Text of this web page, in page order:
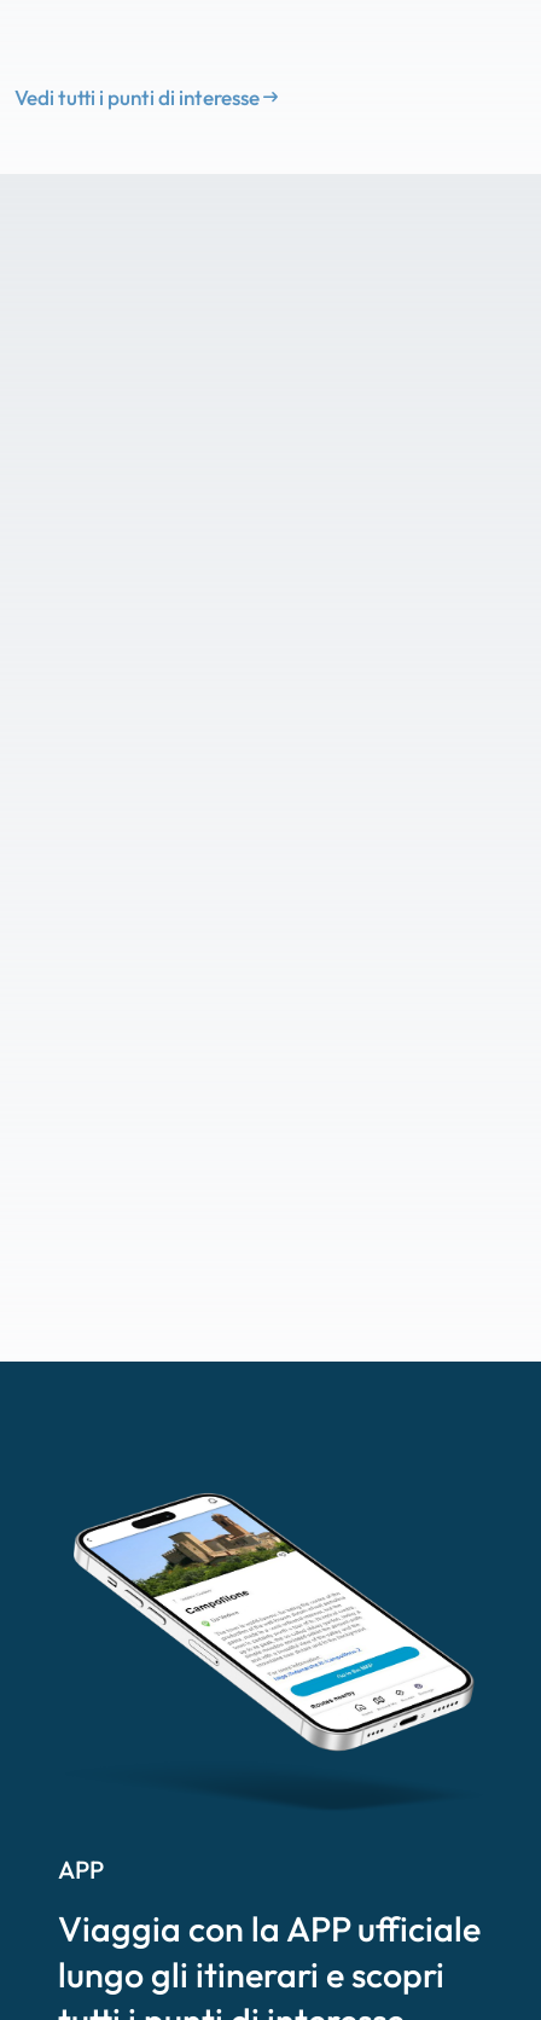
Vedi tutti i punti di interesse
APP
Viaggia con la APP ufficiale
lungo gli itinerari e scopri